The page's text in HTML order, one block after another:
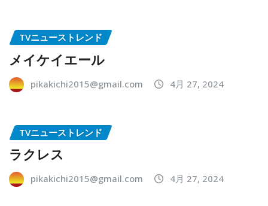
TVニューストレンド
メイケイエール
pikakichi2015@gmail.com 4月 27, 2024
TVニューストレンド
ラクレス
pikakichi2015@gmail.com 4月 27, 2024